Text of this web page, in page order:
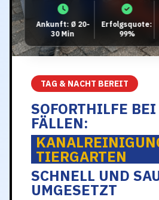
Ankunft: Ø 20-
30 Min
Erfolgsquote:
99%
TAG & NACHT BEREIT
SOFORTHILFE
FÄLLEN:
TIERGARTEN
SCHNELL UND
UMGESETZT